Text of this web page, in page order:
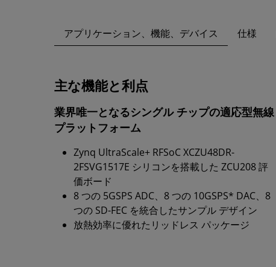
アプリケーション、機能、デバイス 仕様
主な機能と利点
業界唯一となるシングル チップの適応型無線
プラットフォーム
Zynq UltraScale+ RFSoC XCZU48DR-
2FSVG1517E シリコンを搭載した ZCU208 評
価ボード
8 つの 5GSPS ADC、8 つの 10GSPS* DAC、8
つの SD-FEC を統合したサンプル デザイン
放熱効率に優れたリッドレス パッケージ